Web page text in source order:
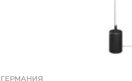
ГЕРМАНИЯ